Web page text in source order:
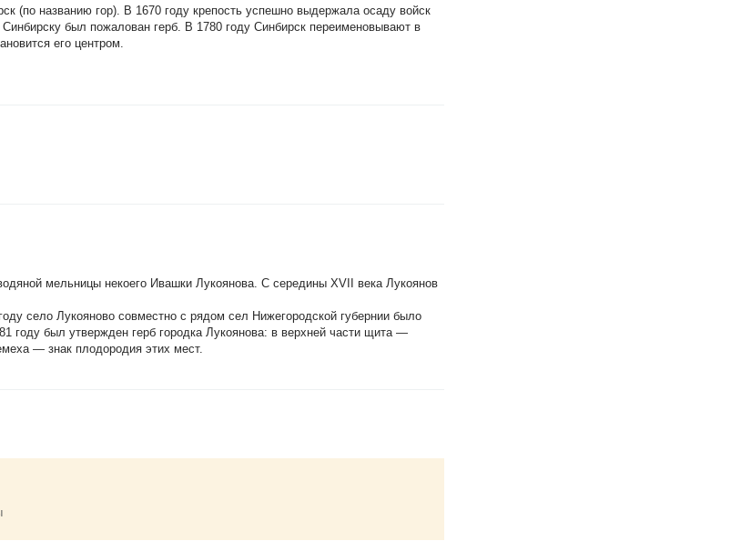
(по названию гор). В 1670 году крепость успешно выдержала осаду войск
был пожалован герб. В 1780 году Синбирск переименовывают в
его центром.
мельницы некоего Ивашки Лукоянова. С середины XVII века Лукоянов
село Лукояново совместно с рядом сел Нижегородской губернии было
году был утвержден герб городка Лукоянова: в верхней части щита —
— знак плодородия этих мест.